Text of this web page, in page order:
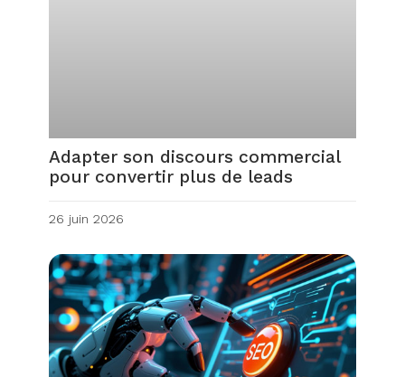
Adapter son discours commercial
pour convertir plus de leads
26 juin 2026